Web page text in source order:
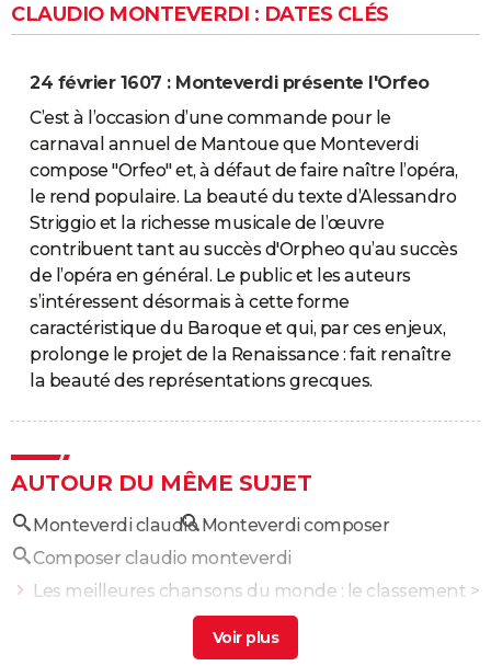
CLAUDIO MONTEVERDI : DATES CLÉS
24 février 1607 : Monteverdi présente l'Orfeo
C’est à l’occasion d’une commande pour le
carnaval annuel de Mantoue que Monteverdi
compose "Orfeo" et, à défaut de faire naître l’opéra,
le rend populaire. La beauté du texte d’Alessandro
Striggio et la richesse musicale de l’œuvre
contribuent tant au succès d'Orpheo qu’au succès
de l’opéra en général. Le public et les auteurs
s’intéressent désormais à cette forme
caractéristique du Baroque et qui, par ces enjeux,
prolonge le projet de la Renaissance : fait renaître
la beauté des représentations grecques.
AUTOUR DU MÊME SUJET
Monteverdi claudio Monteverdi composer
Composer claudio monteverdi
Les meilleures chansons du monde : le classement >